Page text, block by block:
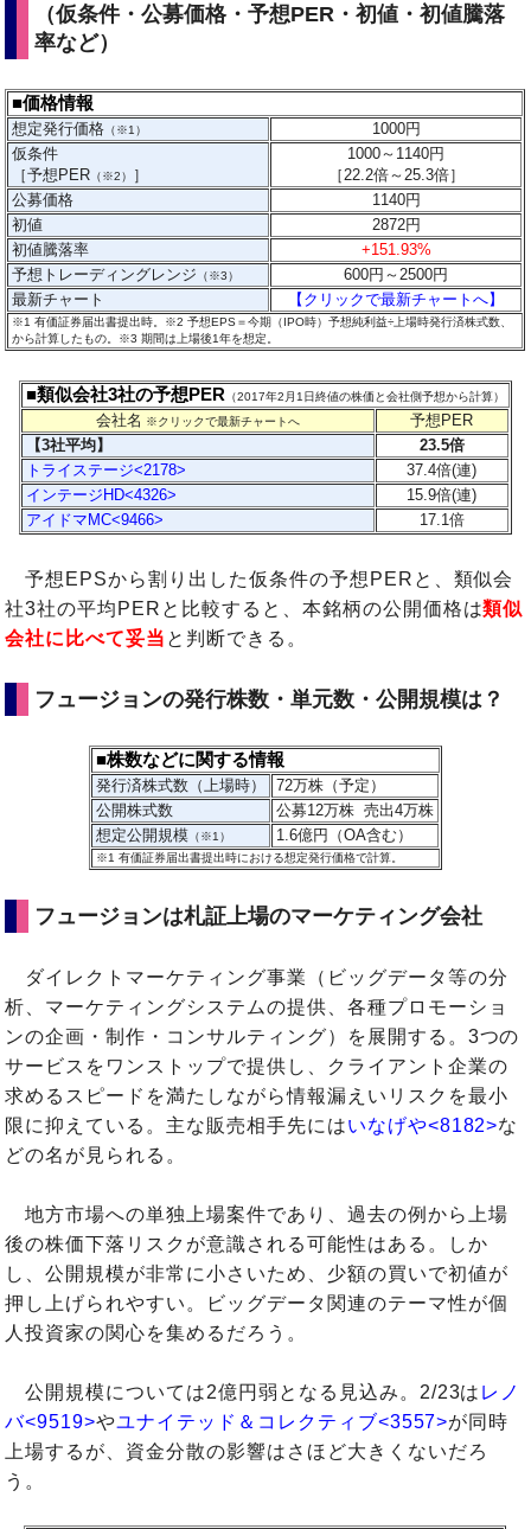
（仮条件・公募価格・予想PER・初値・初値騰落
率など）
■価格情報
想定発行価格 （※1） 1000円
仮条件
［予想PER （※2） ］
1000～1140円
［22.2倍～25.3倍］
公募価格
1140円
初値
2872円
初値騰落率
+151.93%
予想トレーディングレンジ
（※3）
600円～2500円
最新チャート
【クリックで最新チャートへ】
※1 有価証券届出書提出時。※2 予想EPS＝今期（IPO時）予想純利益÷上場時発行済株式数、
から計算したもの。 ※3 期間は上場後1年を想定。
■類似会社3社の予想PER（2017年2月1日終値の株価と会社側予想から計算）
会社名 ※クリックで最新チャートへ
予想PER
【3社平均】
23.5倍
トライステージ<2178>
37.4倍(連)
インテージHD<4326>
15.9倍(連)
アイドマMC<9466>
17.1倍
予想EPSから割り出した仮条件の予想PERと、類似会
社3社の平均PERと比較すると、本銘柄の公開価格は類似
会社に比べて妥当 と判断できる。
フュージョンの発行株数・単元数・公開規模は？
■株数などに関する情報
発行済株式数（上場時）
72万株（予定）
公開株式数
公募12万株 売出4万株
想定公開規模（※1） 1.6億円（OA含む）
※1 有価証券届出書提出時における想定発行価格で計算。
フュージョンは札証上場のマーケティング会社
ダイレクトマーケティング事業（ビッグデータ等の分
析、マーケティングシステムの提供、各種プロモーショ
ンの企画・制作・コンサルティング）を展開する。3つの
サービスをワンストップで提供し、クライアント企業の
求めるスピードを満たしながら情報漏えいリスクを最小
限に抑えている。主な販売相手先にはいなげや<8182>な
どの名が見られる。
地方市場への単独上場案件であり、過去の例から上場
後の株価下落リスクが意識される可能性はある。しか
し、公開規模が非常に小さいため、少額の買いで初値が
押し上げられやすい。ビッグデータ関連のテーマ性が個
人投資家の関心を集めるだろう。
公開規模については2億円弱となる見込み。2/23は レノ
バ<9519>やユナイテッド＆コレクティブ<3557>が同時
上場するが、資金分散の影響はさほど大きくないだろ
う。